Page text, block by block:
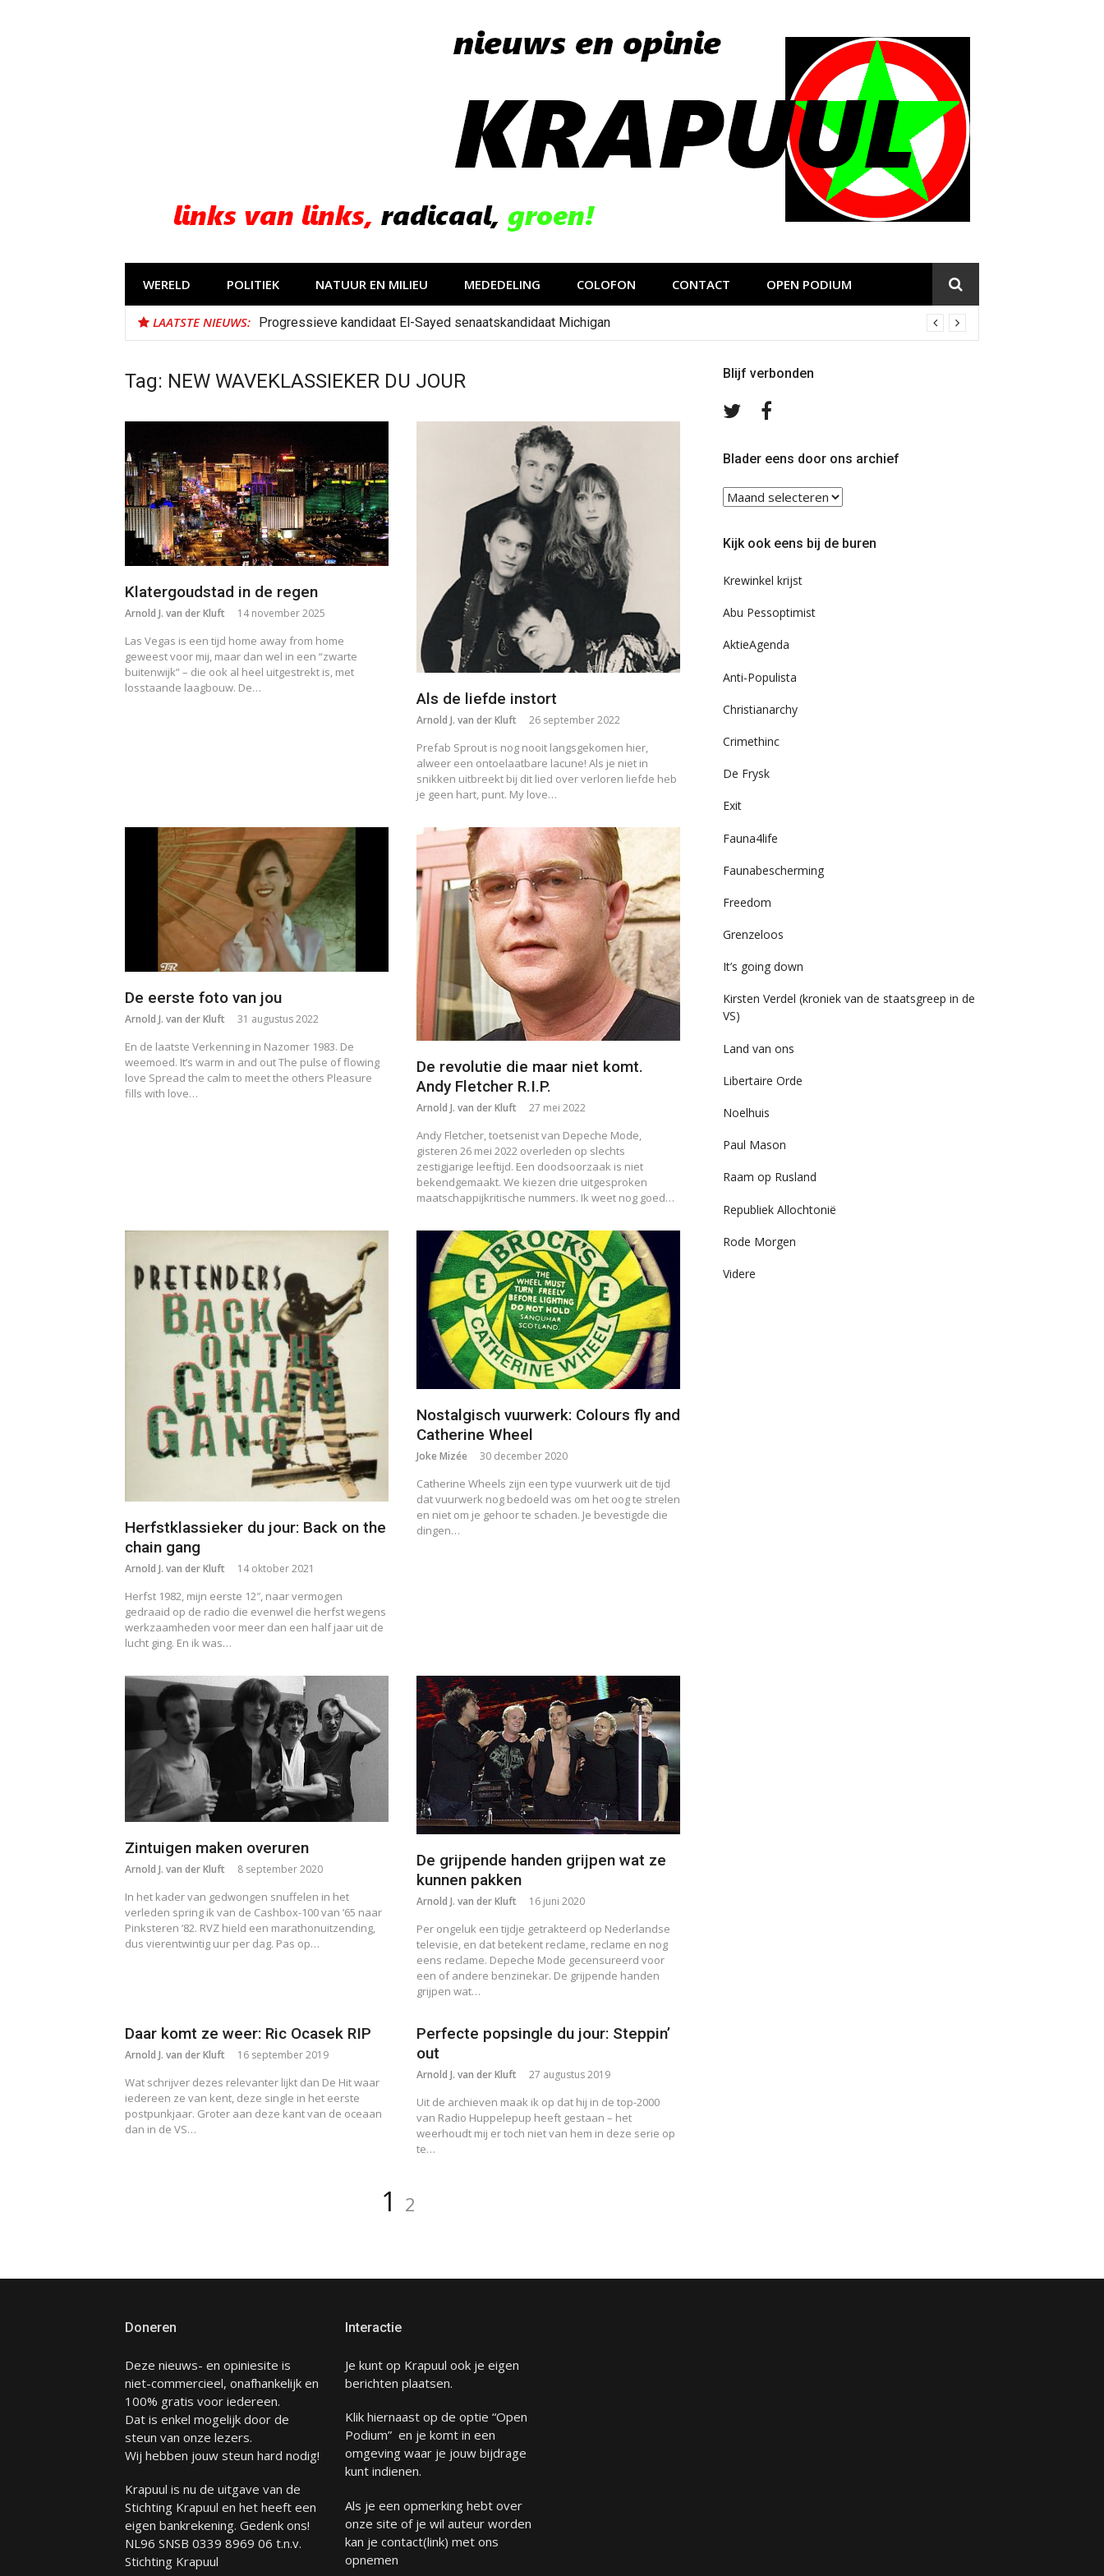
WERELD POLITIEK NATUUR EN MILIEU MEDEDELING COLOFON CONTACT OPEN PODIUM
LAATSTE NIEUWS: Bestorming Ceuta gevolg van op sociale media verspreide hoax?
Tag: NEW WAVEKLASSIEKER DU JOUR
Klatergoudstad in de regen
Arnold J. van der Kluft 14 november 2025
Las Vegas is een tijd home away from home
geweest voor mij, maar dan wel in een “zwarte
buitenwijk” – die ook al heel uitgestrekt is, met
losstaande laagbouw. De…
Als de liefde instort
Arnold J. van der Kluft 26 september 2022
Prefab Sprout is nog nooit langsgekomen hier,
alweer een ontoelaatbare lacune! Als je niet in
snikken uitbreekt bij dit lied over verloren liefde heb
je geen hart, punt. My love…
De eerste foto van jou
Arnold J. van der Kluft 31 augustus 2022
En de laatste Verkenning in Nazomer 1983. De
weemoed. It’s warm in and out The pulse of flowing
love Spread the calm to meet the others Pleasure
fills with love…
De revolutie die maar niet komt.
Andy Fletcher R.I.P.
Arnold J. van der Kluft 27 mei 2022
Andy Fletcher, toetsenist van Depeche Mode,
gisteren 26 mei 2022 overleden op slechts
zestigjarige leeftijd. Een doodsoorzaak is niet
bekendgemaakt. We kiezen drie uitgesproken
maatschappijkritische nummers. Ik weet nog goed…
Herfstklassieker du jour: Back on the
chain gang
Arnold J. van der Kluft 14 oktober 2021
Herfst 1982, mijn eerste 12″, naar vermogen
gedraaid op de radio die evenwel die herfst wegens
werkzaamheden voor meer dan een half jaar uit de
lucht ging. En ik was…
Nostalgisch vuurwerk: Colours fly and
Catherine Wheel
Joke Mizée 30 december 2020
Catherine Wheels zijn een type vuurwerk uit de tijd
dat vuurwerk nog bedoeld was om het oog te strelen
en niet om je gehoor te schaden. Je bevestigde die
dingen…
Zintuigen maken overuren
Arnold J. van der Kluft 8 september 2020
In het kader van gedwongen snuffelen in het
verleden spring ik van de Cashbox-100 van ’65 naar
Pinksteren ’82. RVZ hield een marathonuitzending,
dus vierentwintig uur per dag. Pas op…
De grijpende handen grijpen wat ze
kunnen pakken
Arnold J. van der Kluft 16 juni 2020
Per ongeluk een tijdje getrakteerd op Nederlandse
televisie, en dat betekent reclame, reclame en nog
eens reclame. Depeche Mode gecensureerd voor
een of andere benzinekar. De grijpende handen
grijpen wat…
Daar komt ze weer: Ric Ocasek RIP
Arnold J. van der Kluft 16 september 2019
Wat schrijver dezes relevanter lijkt dan De Hit waar
iedereen ze van kent, deze single in het eerste
postpunkjaar. Groter aan deze kant van de oceaan
dan in de VS…
Perfecte popsingle du jour: Steppin’
out
Arnold J. van der Kluft 27 augustus 2019
Uit de archieven maak ik op dat hij in de top-2000
van Radio Huppelepup heeft gestaan – het
weerhoudt mij er toch niet van hem in deze serie op
te…
Pagina
1 Pagina
2
Blijf verbonden
Volg
TwitterFacebook
Blader eens door ons archief
Blader
eens
ons
Kijk ook eens bij de buren
Krewinkel krijst
Abu Pessoptimist
AktieAgenda
Anti-Populista
Christianarchy
Crimethinc
De Frysk
Exit
Fauna4life
Faunabescherming
Freedom
Grenzeloos
It’s going down
Kirsten Verdel (kroniek van de staatsgreep in de
VS)
Land van ons
Libertaire Orde
Noelhuis
Paul Mason
Raam op Rusland
Republiek Allochtonië
Rode Morgen
Videre
Doneren
Deze nieuws- en opiniesite is
niet-commercieel, onafhankelijk en
100% gratis voor iedereen.
Dat is enkel mogelijk door de
steun van onze lezers.
Wij hebben jouw steun hard nodig!
Krapuul is nu de uitgave van de
Stichting Krapuul en het heeft een
eigen bankrekening. Gedenk ons!
NL96 SNSB 0339 8969 06 t.n.v.
Stichting Krapuul
Interactie
Je kunt op Krapuul ook je eigen
berichten plaatsen.
Klik hiernaast op de optie “Open
Podium” en je komt in een
omgeving waar je jouw bijdrage
kunt indienen.
Als je een opmerking hebt over
onze site of je wil auteur worden
kan je contact(link) met ons
opnemen